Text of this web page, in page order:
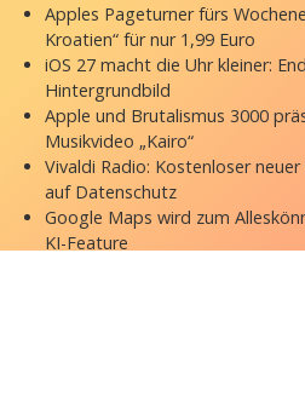
Apples Pageturner fürs
Kroatien“ für nur 1,99 Euro
iOS 27 macht die Uhr kleiner:
Hintergrundbild
Apple und Brutalismus 3000
Musikvideo „Kairo“
Vivaldi Radio: Kostenloser
auf Datenschutz
Google Maps wird zum
KI-Feature